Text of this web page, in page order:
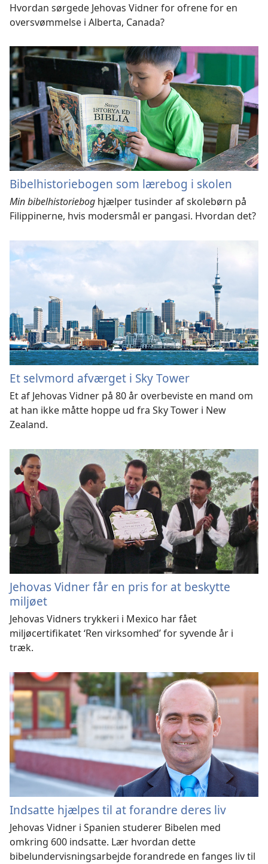
Hvordan sørgede Jehovas Vidner for ofrene for en
oversvømmelse i Alberta, Canada?
Bibelhistoriebogen som lærebog i skolen
Min bibelhistoriebog hjælper tusinder af skolebørn på
Filippinerne, hvis modersmål er pangasi. Hvordan det?
Et selvmord afværget i Sky Tower
Et af Jehovas Vidner på 80 år overbeviste en mand om
at han ikke måtte hoppe ud fra Sky Tower i New
Zealand.
Jehovas Vidner får en pris for at beskytte
miljøet
Jehovas Vidners trykkeri i Mexico har fået
miljøcertifikatet ‘Ren virksomhed’ for syvende år i
træk.
Indsatte hjælpes til at forandre deres liv
Jehovas Vidner i Spanien studerer Bibelen med
omkring 600 indsatte. Lær hvordan dette
bibelundervisningsarbejde forandrede en fanges liv til